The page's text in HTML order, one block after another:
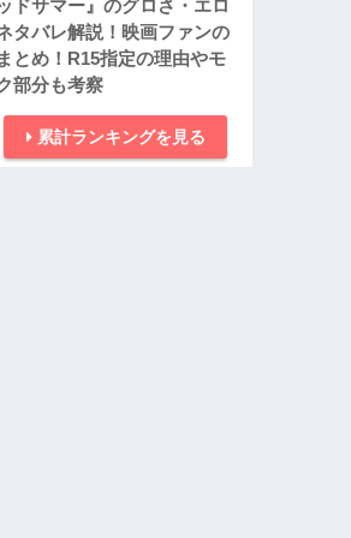
ドサマー』のグロさ・エロ
タバレ解説！映画ファンの
とめ！R15指定の理由やモ
部分も考察
累計ランキングを見る